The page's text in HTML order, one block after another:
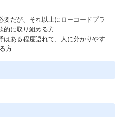
要だが、それ以上にローコードプラ
的に取り組める方
はある程度語れて、人に分かりやす
方